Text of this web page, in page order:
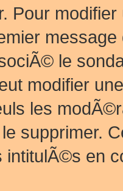
Pour
le
modifier
les
supprimer.
intitulÃ©s en